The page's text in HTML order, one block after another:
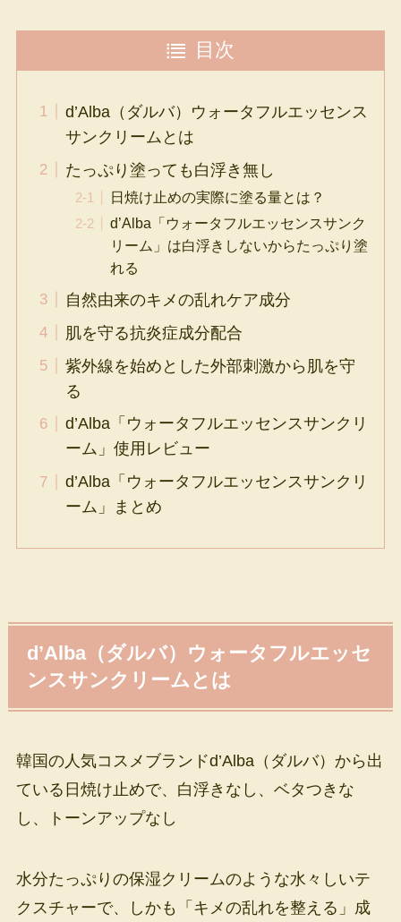
目次
d’Alba（ダルバ）ウォータフルエッセンス
サンクリームとは
たっぷり塗っても白浮き無し
日焼け止めの実際に塗る量とは？
d’Alba「ウォータフルエッセンスサンク
リーム」は白浮きしないからたっぷり塗
れる
自然由来のキメの乱れケア成分
肌を守る抗炎症成分配合
紫外線を始めとした外部刺激から肌を守
る
d’Alba「ウォータフルエッセンスサンクリ
ーム」使用レビュー
d’Alba「ウォータフルエッセンスサンクリ
ーム」まとめ
d’Alba（ダルバ）ウォータフルエッセ
ンスサンクリームとは
韓国の人気コスメブランドd’Alba（ダルバ）から出
ている日焼け止めで、白浮きなし、ベタつきな
し、トーンアップなし
水分たっぷりの保湿クリームのような水々しいテ
クスチャーで、しかも「キメの乱れを整える」成